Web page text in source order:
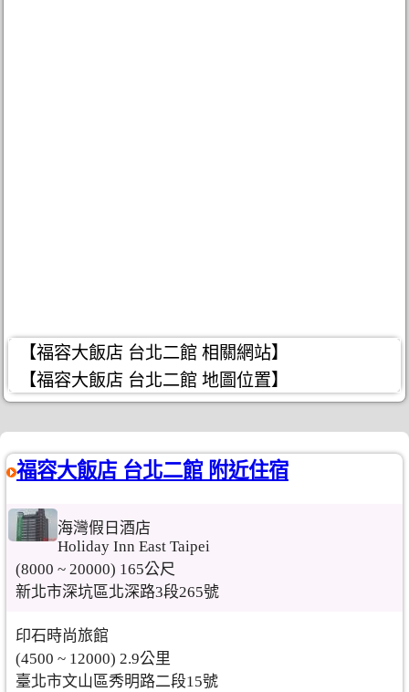
【福容大飯店 台北二館 相關網站】
【福容大飯店 台北二館 地圖位置】
福容大飯店 台北二館 附近住宿
海灣假日酒店
Holiday Inn East Taipei
(8000 ~ 20000) 165公尺
新北市深坑區北深路3段265號
印石時尚旅館
(4500 ~ 12000) 2.9公里
臺北市文山區秀明路二段15號